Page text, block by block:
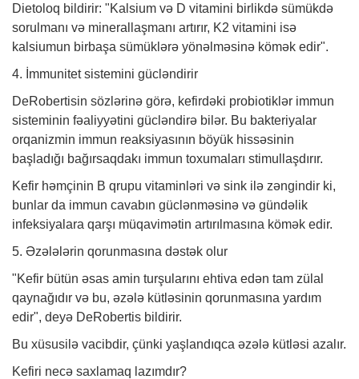
Dietoloq bildirir: "Kalsium və D vitamini birlikdə sümükdə
sorulmanı və minerallaşmanı artırır, K2 vitamini isə
kalsiumun birbaşa sümüklərə yönəlməsinə kömək edir".
4. İmmunitet sistemini gücləndirir
DeRobertisin sözlərinə görə, kefirdəki probiotiklər immun
sisteminin fəaliyyətini gücləndirə bilər. Bu bakteriyalar
orqanizmin immun reaksiyasının böyük hissəsinin
başladığı bağırsaqdakı immun toxumaları stimullaşdırır.
Kefir həmçinin B qrupu vitaminləri və sink ilə zəngindir ki,
bunlar da immun cavabın güclənməsinə və gündəlik
infeksiyalara qarşı müqavimətin artırılmasına kömək edir.
5. Əzələlərin qorunmasına dəstək olur
"Kefir bütün əsas amin turşularını ehtiva edən tam zülal
qaynağıdır və bu, əzələ kütləsinin qorunmasına yardım
edir", deyə DeRobertis bildirir.
Bu xüsusilə vacibdir, çünki yaşlandıqca əzələ kütləsi azalır.
Kefiri necə saxlamaq lazımdır?